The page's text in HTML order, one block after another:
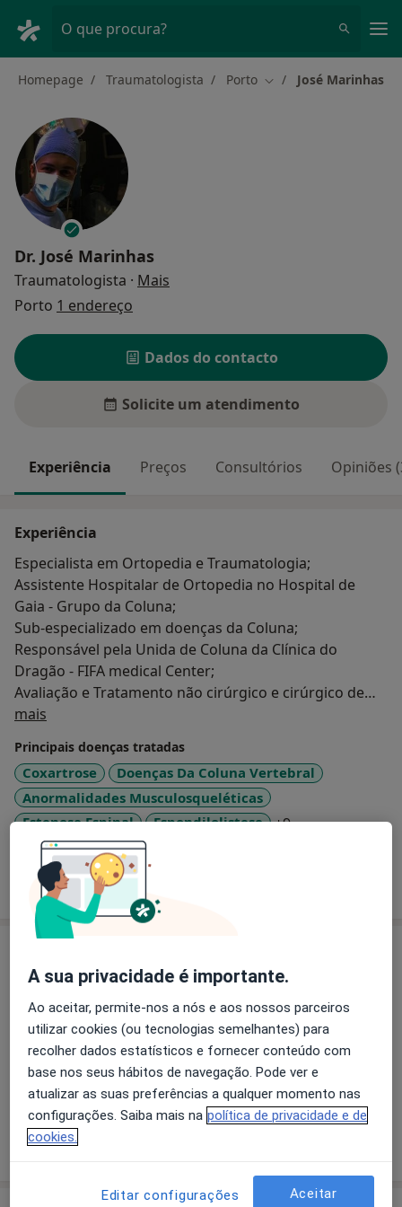
O que procura?
Homepage Traumatologista Porto Mudar de cidade
José Marinhas
Dr. José Marinhas
Traumatologista · Mais
Porto 1 endereço
Dados do contacto
Solicite um atendimento
Experiência Preços Consultórios Opiniões
Experiência
Especialista em Ortopedia e Traumatologia;
Assistente Hospitalar de Ortopedia no Hospital de
Gaia - Grupo da Coluna;
Sub-especializado em doenças da Coluna;
Responsável pela Unida de Coluna da Clínica do
Dragão - FIFA medical Center;
Avaliação e Tratamento não cirúrgico e cirúrgico de
Patologia da Coluna;
Principais patologias tratadas: Escoliose; Hérnias
discais lombares, dorsais e cervicais; Canal estreito;
espondilose (artrose) da coluna; Espondilolistese;
Fraturas da coluna; Osteoporose da coluna
mais
Principais doenças tratadas
Coxartrose
Doenças Da Coluna Vertebral
Anormalidades Musculosqueléticas
Estenose Espinal
Espondilolistese +9
Mostrar mais detalhes
Primeira consulta Ortopedia e Traumatologia
Detalhes
Retorno de consultas Ortopedia e Traumatologia
Detalhes
Como mostramos os preços?
A sua privacidade é importante.
Ao aceitar, permite-nos a nós e aos nossos parceiros
utilizar cookies (ou tecnologias semelhantes) para
recolher dados estatísticos e fornecer conteúdo com
base nos seus hábitos de navegação. Pode ver e
atualizar as suas preferências a qualquer momento nas
configurações. Saiba mais na política de privacidade e de
cookies.
Editar configurações Aceitar